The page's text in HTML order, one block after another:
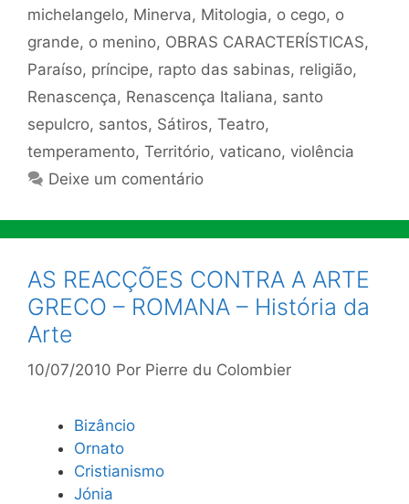
michelangelo, Minerva, Mitologia, o cego, o
grande, o menino, OBRAS CARACTERÍSTICAS,
Paraíso, príncipe, rapto das sabinas, religião,
Renascença, Renascença Italiana, santo
sepulcro, santos, Sátiros, Teatro,
temperamento, Território, vaticano, violência
Deixe um comentário
AS REACÇÕES CONTRA A ARTE
GRECO – ROMANA – História da
Arte
10/07/2010 Por Pierre du Colombier
Bizâncio
Ornato
Cristianismo
Jónia